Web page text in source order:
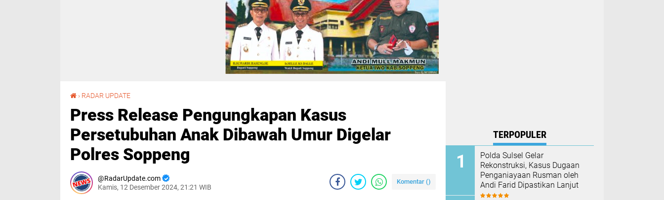
› RADAR UPDATE
Press Release Pengungkapan Kasus
Persetubuhan Anak Dibawah Umur Digelar
Polres Soppeng
RadarUpdate.com
Kamis, 12 Desember 2024, 21:21 WIB
Komentar ()
TERPOPULER
Polda Sulsel Gelar
Rekonstruksi, Kasus Dugaan
Penganiayaan Rusman oleh
Andi Farid Dipastikan Lanjut